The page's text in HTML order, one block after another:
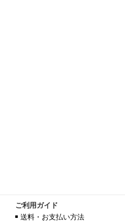
ご利用ガイド
送料・お支払い方法